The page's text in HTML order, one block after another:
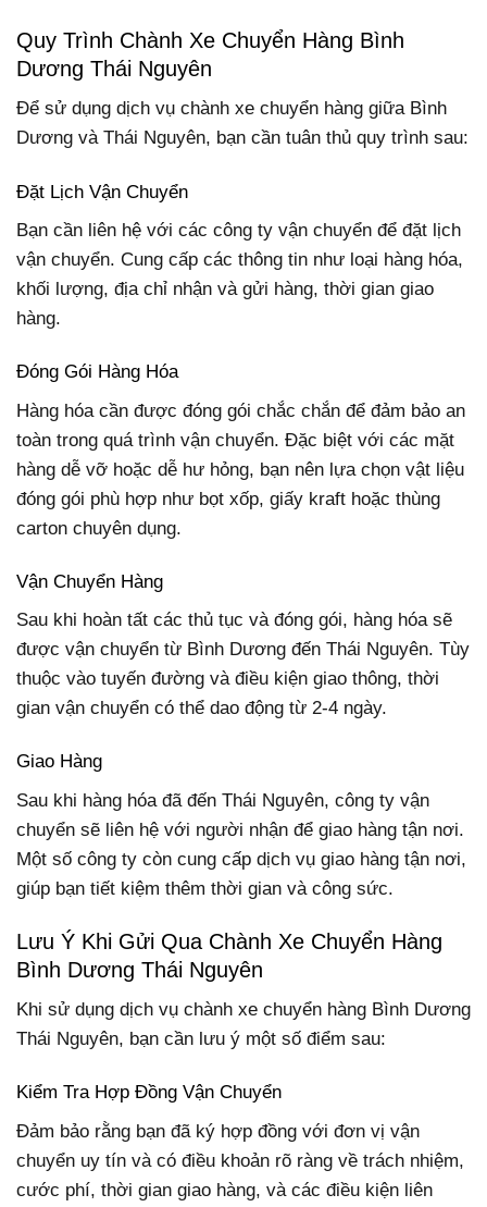
Quy Trình Chành Xe Chuyển Hàng Bình
Dương Thái Nguyên
Để sử dụng dịch vụ chành xe chuyển hàng giữa Bình
Dương và Thái Nguyên, bạn cần tuân thủ quy trình sau:
Đặt Lịch Vận Chuyển
Bạn cần liên hệ với các công ty vận chuyển để đặt lịch
vận chuyển. Cung cấp các thông tin như loại hàng hóa,
khối lượng, địa chỉ nhận và gửi hàng, thời gian giao
hàng.
Đóng Gói Hàng Hóa
Hàng hóa cần được đóng gói chắc chắn để đảm bảo an
toàn trong quá trình vận chuyển. Đặc biệt với các mặt
hàng dễ vỡ hoặc dễ hư hỏng, bạn nên lựa chọn vật liệu
đóng gói phù hợp như bọt xốp, giấy kraft hoặc thùng
carton chuyên dụng.
Vận Chuyển Hàng
Sau khi hoàn tất các thủ tục và đóng gói, hàng hóa sẽ
được vận chuyển từ Bình Dương đến Thái Nguyên. Tùy
thuộc vào tuyến đường và điều kiện giao thông, thời
gian vận chuyển có thể dao động từ 2-4 ngày.
Giao Hàng
Sau khi hàng hóa đã đến Thái Nguyên, công ty vận
chuyển sẽ liên hệ với người nhận để giao hàng tận nơi.
Một số công ty còn cung cấp dịch vụ giao hàng tận nơi,
giúp bạn tiết kiệm thêm thời gian và công sức.
Lưu Ý Khi Gửi Qua Chành Xe Chuyển Hàng
Bình Dương Thái Nguyên
Khi sử dụng dịch vụ chành xe chuyển hàng Bình Dương
Thái Nguyên, bạn cần lưu ý một số điểm sau:
Kiểm Tra Hợp Đồng Vận Chuyển
Đảm bảo rằng bạn đã ký hợp đồng với đơn vị vận
chuyển uy tín và có điều khoản rõ ràng về trách nhiệm,
cước phí, thời gian giao hàng, và các điều kiện liên